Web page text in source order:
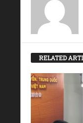
RELATED